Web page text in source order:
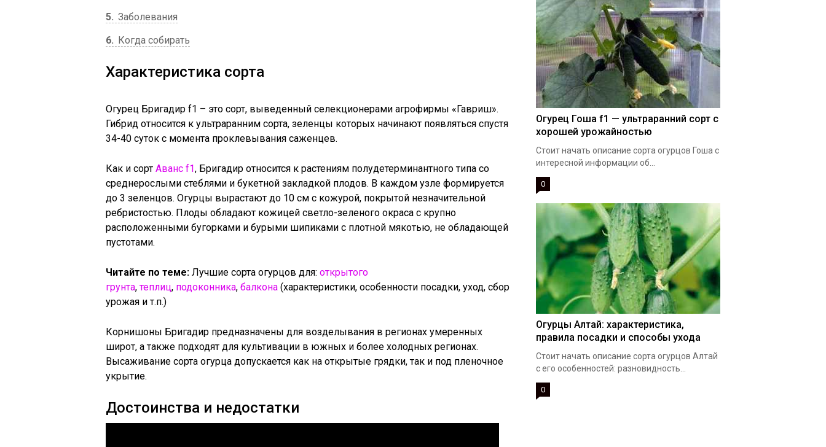
5 Заболевания
6
Когда собирать
Характеристика сорта
Огурец Бригадир f1 – это сорт, выведенный селекционерами агрофирмы «Гавриш».
Гибрид относится к ультраранним сорта, зеленцы которых начинают появляться спустя
34-40 суток с момента проклевывания саженцев.
Как и сорт Аванс f1, Бригадир относится к растениям полудетерминантного типа со
среднерослыми стеблями и букетной закладкой плодов. В каждом узле формируется
до 3 зеленцов. Огурцы вырастают до 10 см с кожурой, покрытой незначительной
ребристостью. Плоды обладают кожицей светло-зеленого окраса с крупно
расположенными бугорками и бурыми шипиками с плотной мякотью, не обладающей
пустотами.
Читайте по теме: Лучшие сорта огурцов для: открытого
грунта,теплиц, подоконника, балкона (характеристики, особенности посадки, уход, сбор
урожая и т.п.)
Корнишоны Бригадир предназначены для возделывания в регионах умеренных
широт, а также подходят для культивации в южных и более холодных регионах.
Высаживание сорта огурца допускается как на открытые грядки, так и под пленочное
укрытие.
Достоинства и недостатки
Огурец Гоша f1 — ультраранний сорт с
хорошей урожайностью
Стоит начать описание сорта огурцов Гоша с
интересной информации об...
0
Огурцы Алтай: характеристика,
правила посадки и способы ухода
Стоит начать описание сорта огурцов Алтай
с его особенностей: разновидность...
0